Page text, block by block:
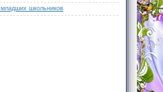
школьников